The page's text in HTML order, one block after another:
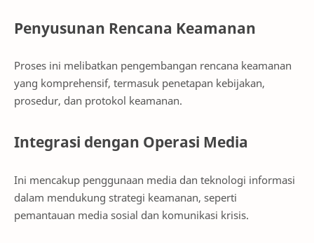
Penyusunan Rencana Keamanan
Proses ini melibatkan pengembangan rencana keamanan
yang komprehensif, termasuk penetapan kebijakan,
prosedur, dan protokol keamanan.
Integrasi dengan Operasi Media
Ini mencakup penggunaan media dan teknologi informasi
dalam mendukung strategi keamanan, seperti
pemantauan media sosial dan komunikasi krisis.